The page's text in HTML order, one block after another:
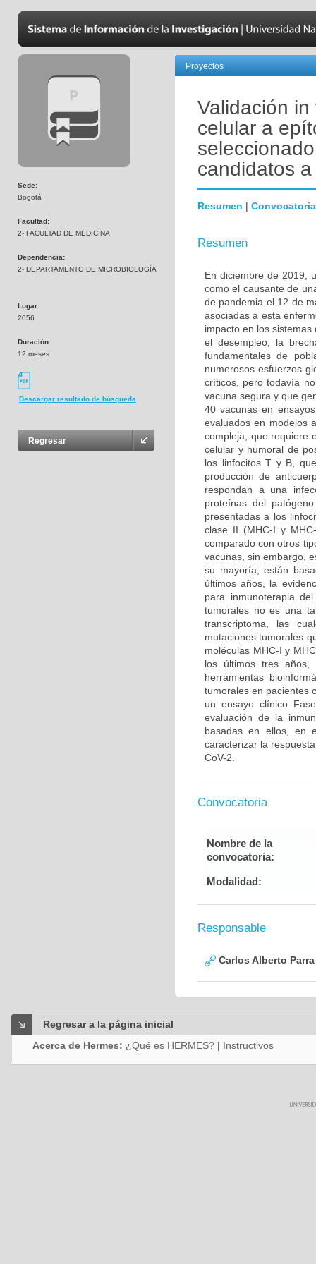
Sede:
Bogotá
Facultad:
2- FACULTAD DE MEDICINA
Dependencia:
2- DEPARTAMENTO DE MICROBIOLOGÍA
Lugar:
2056
Duración:
12 meses
Descargar resultado de búsqueda
Regresar
Proyectos
Validación
celular a
candidatos
Resumen | Convocatoria
Resumen
En diciembre de 2019,
como el causante de
de pandemia el 12 de
asociadas a esta
impacto en los
el desempleo, la
fundamentales de
numerosos esfuerzos
críticos, pero todavía
vacuna segura y que
40 vacunas en
evaluados en modelos
compleja, que requiere
celular y humoral de
los linfocitos T y B,
producción de
respondan a una
proteínas del
presentadas a los
clase II (MHC-I y
comparado con otros
vacunas, sin embargo,
su mayoría, están
últimos años, la
para inmunoterapia
tumorales no es una
transcriptoma, las
mutaciones tumorales
moléculas MHC-I y
los últimos tres años,
herramientas
tumorales en pacientes
un ensayo clínico
evaluación de la
basadas en ellos, en
caracterizar la
CoV-2.
Convocatoria
Nombre de la
convocatoria:
Modalidad:
Responsable
Carlos Alberto
Regresar a la página inicial
Acerca de Hermes: ¿Qué es HERMES? | Instructivos